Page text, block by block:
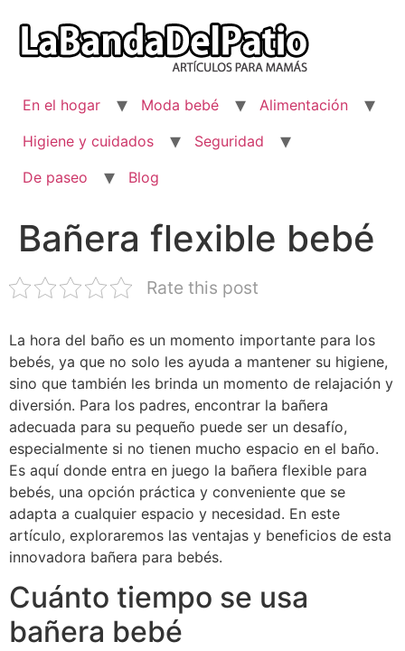
contenido
En el hogar Moda bebé
Alimentación
Higiene y cuidados
Seguridad
De paseo
Blog
Bañera flexible bebé
Rate this post
La hora del baño es un momento importante para los
bebés, ya que no solo les ayuda a mantener su higiene,
sino que también les brinda un momento de relajación y
diversión. Para los padres, encontrar la bañera
adecuada para su pequeño puede ser un desafío,
especialmente si no tienen mucho espacio en el baño.
Es aquí donde entra en juego la bañera flexible para
bebés, una opción práctica y conveniente que se
adapta a cualquier espacio y necesidad. En este
artículo, exploraremos las ventajas y beneficios de esta
innovadora bañera para bebés.
Cuánto tiempo se usa
bañera bebé